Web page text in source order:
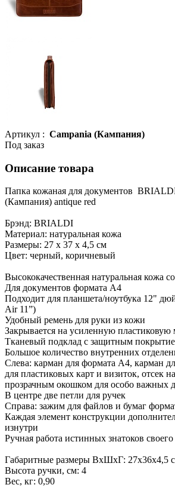
Артикул : Campania (Кампания)
Под заказ
Описание товара
Папка кожаная для документов
(Кампания) antique red
Брэнд: BRIALDI
Материал: натуральная кожа
Размеры: 27 х 37 х 4,5 см
Цвет: черный, коричневый
Высококачественная натуральная кожа
Для документов формата А4
Подходит для планшета/ноутбука 12"
Air 11”)
Удобный ремень для руки из кожи
Закрывается на усиленную
Тканевый подклад с защитным
Большое количество внутренних
Слева: карман для формата А4, карман
для пластиковых карт и визиток, отсек
прозрачным окошком для особо важных
В центре две петли для ручек
Справа: зажим для файлов и бумаг
Каждая элемент конструкции
изнутри
Ручная работа истинных знатоков своего
Габаритные размеры ВхШхГ: 27х36х4,5
Высота ручки, см: 4
Вес, кг: 0,90